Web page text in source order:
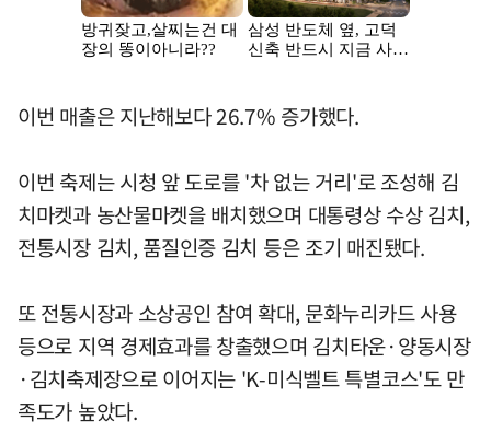
이번 매출은 지난해보다 26.7% 증가했다.
이번 축제는 시청 앞 도로를 '차 없는 거리'로 조성해 김
치마켓과 농산물마켓을 배치했으며 대통령상 수상 김치,
전통시장 김치, 품질인증 김치 등은 조기 매진됐다.
또 전통시장과 소상공인 참여 확대, 문화누리카드 사용
등으로 지역 경제효과를 창출했으며 김치타운·양동시장
·김치축제장으로 이어지는 'K-미식벨트 특별코스'도 만
족도가 높았다.